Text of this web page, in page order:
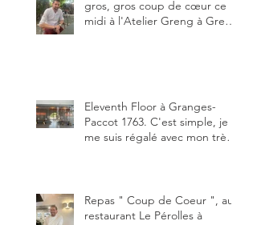
gros, gros coup de cœur ce
midi à l'Atelier Greng à Greng
Eleventh Floor à Granges-
Paccot 1763. C'est simple, je
me suis régalé avec mon très
10.
Repas " Coup de Coeur ", au
restaurant Le Pérolles à